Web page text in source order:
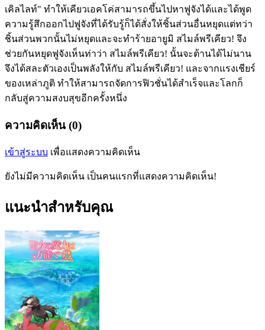
เคิลไลท์" ทำให้เคียวเอคโค่สามารถขึ้นไปหาฟูจังได้และได้พูด
ความรู้สึกออกไปฟูจังที่ได้รับรู้ก็ได้สั่งให้ชิ้นส่วนอื่นหยุดแต่ทว่า
ชิ้นส่วนพวกนั้นไม่หยุดและจะทำร้ายอายูมิ สไมล์พรีเคียว! จึง
ช่วยกันหยุดฟูจังเห็นท่าว่า สไมล์พรีเคียว! นั้นจะต้านได้ไม่นาน
จึงได้สละตัวเองเป็นพลังให้กับ สไมล์พรีเคียว! และจากแรงเชียร์
ของเหล่าภูติ ทำให้สามารถจัดการฟิวชั่นได้สำเร็จและโลกก็
กลับสู่ความสงบสุขอีกครั้งหนึ่ง
ความคิดเห็น (0)
เข้าสู่ระบบ เพื่อแสดงความคิดเห็น
ยังไม่มีความคิดเห็น เป็นคนแรกที่แสดงความคิดเห็น!
แนะนำสำหรับคุณ